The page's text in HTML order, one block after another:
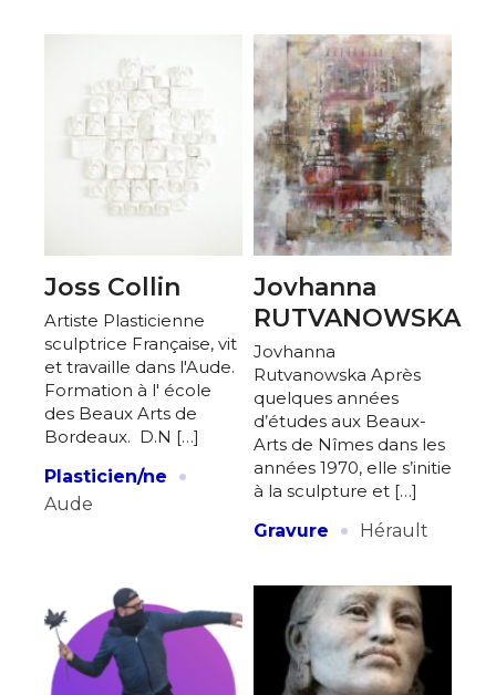
Joss Collin
Artiste Plasticienne
sculptrice Française, vit
et travaille dans l'Aude.
Formation à l' école
des Beaux Arts de
Bordeaux. D.N […]
Plasticien/ne
·
Aude
Jovhanna
RUTVANOWSKA
Jovhanna
Rutvanowska Après
quelques années
d’études aux Beaux-
Arts de Nîmes dans les
années 1970, elle s’initie
à la sculpture et […]
Gravure
· Hérault